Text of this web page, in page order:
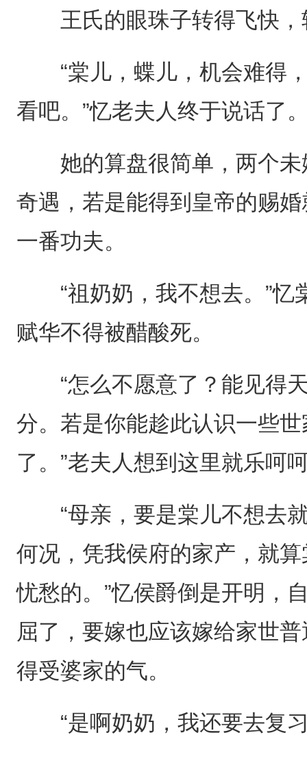
王氏的眼珠子转得飞快，
“棠儿，蝶儿，机会难得，
看吧。”忆老夫人终于说话了
她的算盘很简单，两个未
奇遇，若是能得到皇帝的赐
一番功夫。
“祖奶奶，我不想去。”忆
赋华不得被醋酸死。
“怎么不愿意了？能见得天
分。若是你能趁此认识一些
了。”老夫人想到这里就乐呵
“母亲，要是棠儿不想去就
何况，凭我侯府的家产，就
忧愁的。”忆侯爵倒是开明，
屈了，要嫁也应该嫁给家世
得受婆家的气。
“是啊奶奶，我还要去复习